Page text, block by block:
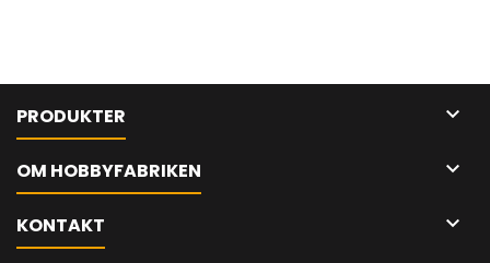
PRODUKTER 
OM HOBBYFABRIKEN 
KONTAKT 